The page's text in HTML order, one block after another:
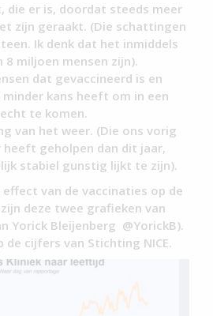
die er is, doordat steeds meer
zijn geraakt. (Die schattingen
Ik denk dat het inmiddels
8 miljoen mensen zijn).
dat gevaccineerd is en
kans heeft om in een
te komen.
van het weer. (Die ons vorig
heeft geholpen dan dit jaar,
stabiel gunstig lijkt te zijn).
van de vaccinaties op de
deze twee grafieken van
Yorick Bleijenberg @YorickB).
de cijfers van Stichting NICE.